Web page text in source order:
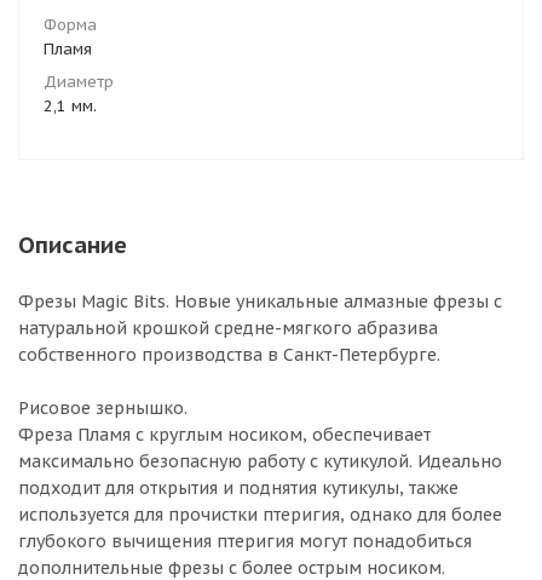
Форма
Пламя
Диаметр
2,1 мм.
Описание
Фрезы Magic Bits. Новые уникальные алмазные фрезы с
натуральной крошкой средне-мягкого абразива
собственного производства в Санкт-Петербурге.
Рисовое зернышко.
Фреза Пламя с круглым носиком, обеспечивает
максимально безопасную работу с кутикулой. Идеально
подходит для открытия и поднятия кутикулы, также
используется для прочистки птеригия, однако для более
глубокого вычищения птеригия могут понадобиться
дополнительные фрезы с более острым носиком.